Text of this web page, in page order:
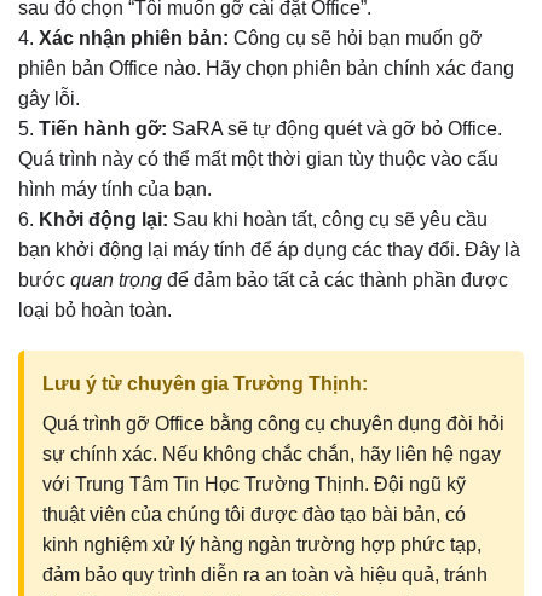
sau đó chọn “Tôi muốn gỡ cài đặt Office”.
4. Xác nhận phiên bản: Công cụ sẽ hỏi bạn muốn gỡ
phiên bản Office nào. Hãy chọn phiên bản chính xác đang
gây lỗi.
5. Tiến hành gỡ: SaRA sẽ tự động quét và gỡ bỏ Office.
Quá trình này có thể mất một thời gian tùy thuộc vào cấu
hình máy tính của bạn.
6. Khởi động lại: Sau khi hoàn tất, công cụ sẽ yêu cầu
bạn khởi động lại máy tính để áp dụng các thay đổi. Đây là
bước quan trọng để đảm bảo tất cả các thành phần được
loại bỏ hoàn toàn.
Lưu ý từ chuyên gia Trường Thịnh:
Quá trình gỡ Office bằng công cụ chuyên dụng đòi hỏi
sự chính xác. Nếu không chắc chắn, hãy liên hệ ngay
với Trung Tâm Tin Học Trường Thịnh. Đội ngũ kỹ
thuật viên của chúng tôi được đào tạo bài bản, có
kinh nghiệm xử lý hàng ngàn trường hợp phức tạp,
đảm bảo quy trình diễn ra an toàn và hiệu quả, tránh